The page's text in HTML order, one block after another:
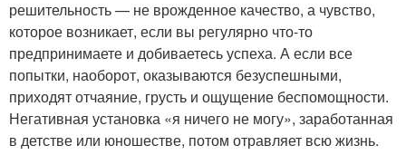
решительность — не врожденное качество, а чувство,
которое возникает, если вы регулярно что-то
предпринимаете и добиваетесь успеха. А если все
попытки, наоборот, оказываются безуспешными,
приходят отчаяние, грусть и ощущение беспомощности.
Негативная установка «я ничего не могу», заработанная
в детстве или юношестве, потом отравляет всю жизнь.